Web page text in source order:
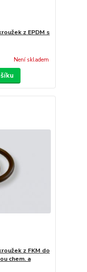
z EPDM s
Není skladem
z FKM do
chem. a